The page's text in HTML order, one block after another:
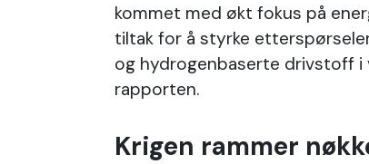
kommet med økt fokus på
tiltak for å styrke
og hydrogenbaserte drivstoff i
rapporten.
Krigen rammer